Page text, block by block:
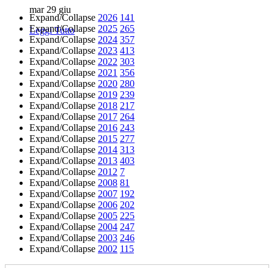
mar 29 giu
Leggi Tutto
Expand/Collapse 2026 141
Expand/Collapse 2025 265
Expand/Collapse 2024 357
Expand/Collapse 2023 413
Expand/Collapse 2022 303
Expand/Collapse 2021 356
Expand/Collapse 2020 280
Expand/Collapse 2019 239
Expand/Collapse 2018 217
Expand/Collapse 2017 264
Expand/Collapse 2016 243
Expand/Collapse 2015 277
Expand/Collapse 2014 313
Expand/Collapse 2013 403
Expand/Collapse 2012 7
Expand/Collapse 2008 81
Expand/Collapse 2007 192
Expand/Collapse 2006 202
Expand/Collapse 2005 225
Expand/Collapse 2004 247
Expand/Collapse 2003 246
Expand/Collapse 2002 115